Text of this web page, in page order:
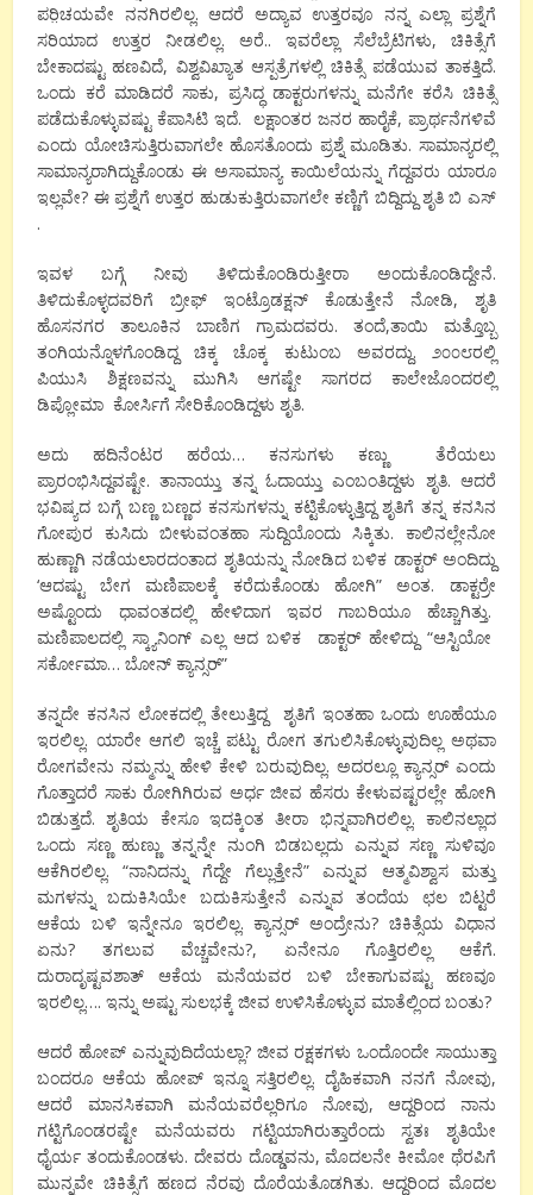
ಪರಿ಼ಚಯವೇ ನನಗಿರಲಿಲ್ಲ. ಆದರೆ ಅದ್ಯಾವ ಉತ್ತರವೂ ನನ್ನ ಎಲ್ಲಾ ಪ್ರಶ್ನೆಗೆ
ಸರಿಯಾದ ಉತ್ತರ ನೀಡಲಿಲ್ಲ. ಅರೆ.. ಇವರೆಲ್ಲಾ ಸೆಲೆಬ್ರೆಟಿಗಳು, ಚಿಕಿತ್ಸೆಗೆ
ಬೇಕಾದಷ್ಟು ಹಣವಿದೆ, ವಿಶ್ವವಿಖ್ಯಾತ ಆಸ್ಪತ್ರೆಗಳಲ್ಲಿ ಚಿಕಿತ್ಸೆ ಪಡೆಯುವ ತಾಕತ್ತಿದೆ.
ಒಂದು ಕರೆ ಮಾಡಿದರೆ ಸಾಕು, ಪ್ರಸಿದ್ಧ ಡಾಕ್ಟರುಗಳನ್ನು ಮನೆಗೇ ಕರೆಸಿ ಚಿಕಿತ್ಸೆ
ಪಡೆದುಕೊಳ್ಳುವಷ್ಟು ಕೆಪಾಸಿಟಿ ಇದೆ. ಲಕ್ಷಾಂತರ ಜನರ ಹಾರೈಕೆ, ಪ್ರಾರ್ಥನೆಗಳಿವೆ
ಎಂದು ಯೋಚಿಸುತ್ತಿರುವಾಗಲೇ ಹೊಸತೊಂದು ಪ್ರಶ್ನೆ ಮೂಡಿತು. ಸಾಮಾನ್ಯರಲ್ಲಿ
ಸಾಮಾನ್ಯರಾಗಿದ್ದುಕೊಂಡು ಈ ಅಸಾಮಾನ್ಯ ಕಾಯಿಲೆಯನ್ನು ಗೆದ್ದವರು ಯಾರೂ
ಇಲ್ಲವೇ? ಈ ಪ್ರಶ್ನೆಗೆ ಉತ್ತರ ಹುಡುಕುತ್ತಿರುವಾಗಲೇ ಕಣ್ಣಿಗೆ ಬಿದ್ದಿದ್ದು ಶೃತಿ ಬಿ ಎಸ್
.
ಇವಳ ಬಗ್ಗೆ ನೀವು ತಿಳಿದುಕೊಂಡಿರುತ್ತೀರಾ ಅಂದುಕೊಂಡಿದ್ದೇನೆ.
ತಿಳಿದುಕೊಳ್ಳದವರಿಗೆ ಬ್ರೀಫ್ ಇಂಟ್ರೊಡಕ್ಷನ್ ಕೊಡುತ್ತೇನೆ ನೋಡಿ, ಶೃತಿ
ಹೊಸನಗರ ತಾಲೂಕಿನ ಬಾಣಿಗ ಗ್ರಾಮದವರು. ತಂದೆ,ತಾಯಿ ಮತ್ತೊಬ್ಬ
ತಂಗಿಯನ್ನೊಳಗೊಂಡಿದ್ದ ಚಿಕ್ಕ ಚೊಕ್ಕ ಕುಟುಂಬ ಅವರದ್ದು. ೨೦೦೮ರಲ್ಲಿ
ಪಿಯುಸಿ ಶಿಕ್ಷಣವನ್ನು ಮುಗಿಸಿ ಆಗಷ್ಟೇ ಸಾಗರದ ಕಾಲೇಜೊಂದರಲ್ಲಿ
ಡಿಪ್ಲೋಮಾ ಕೋರ್ಸಿಗೆ ಸೇರಿಕೊಂಡಿದ್ದಳು ಶೃತಿ.
ಅದು ಹದಿನೆಂಟರ ಹರೆಯ… ಕನಸುಗಳು ಕಣ್ಣು ತೆರೆಯಲು
ಪ್ರಾರಂಭಿಸಿದ್ದವಷ್ಟೇ. ತಾನಾಯ್ತು ತನ್ನ ಓದಾಯ್ತು ಎಂಬಂತಿದ್ದಳು ಶೃತಿ. ಆದರೆ
ಭವಿಷ್ಯದ ಬಗ್ಗೆ ಬಣ್ಣ ಬಣ್ಣದ ಕನಸುಗಳನ್ನು ಕಟ್ಟಿಕೊಳ್ಳುತ್ತಿದ್ದ ಶೃತಿಗೆ ತನ್ನ ಕನಸಿನ
ಗೋಪುರ ಕುಸಿದು ಬೀಳುವಂತಹಾ ಸುದ್ದಿಯೊಂದು ಸಿಕ್ಕಿತು. ಕಾಲಿನಲ್ಲೇನೋ
ಹುಣ್ಣಾಗಿ ನಡೆಯಲಾರದಂತಾದ ಶೃತಿಯನ್ನು ನೋಡಿದ ಬಳಿಕ ಡಾಕ್ಟರ್ ಅಂದಿದ್ದು
‘ಆದಷ್ಟು ಬೇಗ ಮಣಿಪಾಲಕ್ಕೆ ಕರೆದುಕೊಂಡು ಹೋಗಿ” ಅಂತ. ಡಾಕ್ಟರ್ರೇ
ಅಷ್ಟೊಂದು ಧಾವಂತದಲ್ಲಿ ಹೇಳಿದಾಗ ಇವರ ಗಾಬರಿಯೂ ಹೆಚ್ಚಾಗಿತ್ತು.
ಮಣಿಪಾಲದಲ್ಲಿ ಸ್ಕ್ಯಾನಿಂಗ್ ಎಲ್ಲ ಆದ ಬಳಿಕ ಡಾಕ್ಟರ್ ಹೇಳಿದ್ದು “ಆಸ್ಟಿಯೋ
ಸರ್ಕೋಮಾ… ಬೋನ್ ಕ್ಯಾನ್ಸರ್”
ತನ್ನದೇ ಕನಸಿನ ಲೋಕದಲ್ಲಿ ತೇಲುತ್ತಿದ್ದ ಶೃತಿಗೆ ಇಂತಹಾ ಒಂದು ಊಹೆಯೂ
ಇರಲಿಲ್ಲ. ಯಾರೇ ಆಗಲಿ ಇಚ್ಚೆ ಪಟ್ಟು ರೋಗ ತಗುಲಿಸಿಕೊಳ್ಳುವುದಿಲ್ಲ ಅಥವಾ
ರೋಗವೇನು ನಮ್ಮನ್ನು ಹೇಳಿ ಕೇಳಿ ಬರುವುದಿಲ್ಲ. ಅದರಲ್ಲೂ ಕ್ಯಾನ್ಸರ್ ಎಂದು
ಗೊತ್ತಾದರೆ ಸಾಕು ರೋಗಿಗಿರುವ ಅರ್ಧ ಜೀವ ಹೆಸರು ಕೇಳುವಷ್ಟರಲ್ಲೇ ಹೋಗಿ
ಬಿಡುತ್ತದೆ. ಶೃತಿಯ ಕೇಸೂ ಇದಕ್ಕಿಂತ ತೀರಾ ಭಿನ್ನವಾಗಿರಲಿಲ್ಲ. ಕಾಲಿನಲ್ಲಾದ
ಒಂದು ಸಣ್ಣ ಹುಣ್ಣು ತನ್ನನ್ನೇ ನುಂಗಿ ಬಿಡಬಲ್ಲದು ಎನ್ನುವ ಸಣ್ಣ ಸುಳಿವೂ
ಆಕೆಗಿರಲಿಲ್ಲ. “ನಾನಿದನ್ನು ಗೆದ್ದೇ ಗೆಲ್ಲುತ್ತೇನೆ” ಎನ್ನುವ ಆತ್ಮವಿಶ್ವಾಸ ಮತ್ತು
ಮಗಳನ್ನು ಬದುಕಿಸಿಯೇ ಬದುಕಿಸುತ್ತೇನೆ ಎನ್ನುವ ತಂದೆಯ ಛಲ ಬಿಟ್ಟರೆ
ಆಕೆಯ ಬಳಿ ಇನ್ನೇನೂ ಇರಲಿಲ್ಲ. ಕ್ಯಾನ್ಸರ್ ಅಂದ್ರೇನು? ಚಿಕಿತ್ಸೆಯ ವಿಧಾನ
ಏನು? ತಗಲುವ ವೆಚ್ಚವೇನು?, ಏನೇನೂ ಗೊತ್ತಿರಲಿಲ್ಲ ಆಕೆಗೆ.
ದುರಾದೃಷ್ಟವಶಾತ್ ಆಕೆಯ ಮನೆಯವರ ಬಳಿ ಬೇಕಾಗುವಷ್ಟು ಹಣವೂ
ಇರಲಿಲ್ಲ…. ಇನ್ನು ಅಷ್ಟು ಸುಲಭಕ್ಕೆ ಜೀವ ಉಳಿಸಿಕೊಳ್ಳುವ ಮಾತೆಲ್ಲಿಂದ ಬಂತು?
ಆದರೆ ಹೋಪ್ ಎನ್ನುವುದಿದೆಯಲ್ಲಾ? ಜೀವ ರಕ್ಷಕಗಳು ಒಂದೊಂದೇ ಸಾಯುತ್ತಾ
ಬಂದರೂ ಆಕೆಯ ಹೋಪ್ ಇನ್ನೂ ಸತ್ತಿರಲಿಲ್ಲ. ದೈಹಿಕವಾಗಿ ನನಗೆ ನೋವು,
ಆದರೆ ಮಾನಸಿಕವಾಗಿ ಮನೆಯವರೆಲ್ಲರಿಗೂ ನೋವು, ಆದ್ದರಿಂದ ನಾನು
ಗಟ್ಟಿಗೊಂಡರಷ್ಟೇ ಮನೆಯವರು ಗಟ್ಟಿಯಾಗಿರುತ್ತಾರೆಂದು ಸ್ವತಃ ಶೃತಿಯೇ
ಧೈರ್ಯ ತಂದುಕೊಂಡಳು. ದೇವರು ದೊಡ್ಡವನು, ಮೊದಲನೇ ಕೀಮೋ ಥೆರಪಿಗೆ
ಮುನ್ನವೇ ಚಿಕಿತ್ಸೆಗೆ ಹಣದ ನೆರವು ದೊರೆಯತೊಡಗಿತು. ಆದ್ದರಿಂದ ಮೊದಲ